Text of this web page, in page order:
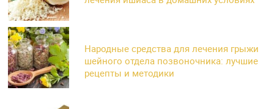
Народные средства для лечения грыжи
шейного отдела позвоночника: лучшие
рецепты и методики